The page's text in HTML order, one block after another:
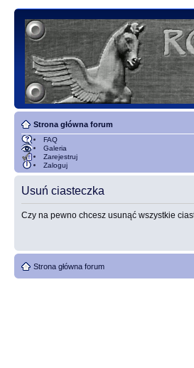
Strona główna forum
FAQ
Galeria
Zarejestruj
Zaloguj
Usuń ciasteczka
Czy na pewno chcesz usunąć wszystkie
Strona główna forum